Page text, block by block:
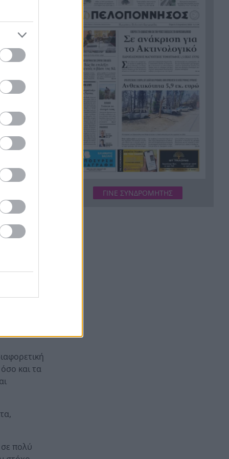
της
με να
πολύ
το
είπε,
σπίτι
τέτοιο
έχουν
και τα
πολύ
Συγκινητική διάσωση νεαρού
γύπα που εγκλωβίστηκε σε
φαράγγι στην Κρήτη
13:08 Με τραγούδια και χαμόγελα
ολοκληρώθηκαν οι παιδικές
στην Πάτρα
Δολοφόνησαν διεθνή
ποδοσφαιριστή στην
Ουγκάντα
13:00 Σκιάθος: 39χρονη Βρετανίδα
κατανάλωσε αλκοόλ με την
ανήλικη κόρη της και
προκάλεσε επεισόδιο στο
Κέντρο Υγείας
ΓΙΝΕ ΣΥΝΔΡΟΜΗΤΗΣ